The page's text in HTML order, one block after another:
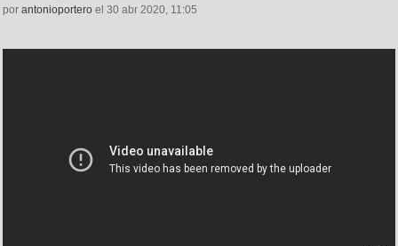
por antonioportero el 30 abr 2020, 11:05